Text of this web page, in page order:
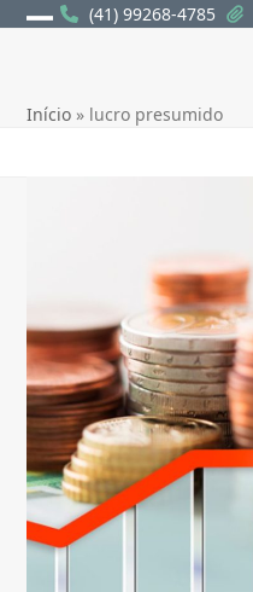
Skip
(41) 99268-4785
menu
menu
Início » lucro presumido